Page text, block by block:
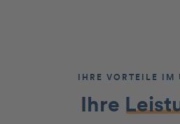
IHRE VORTEILE IM
Ihre